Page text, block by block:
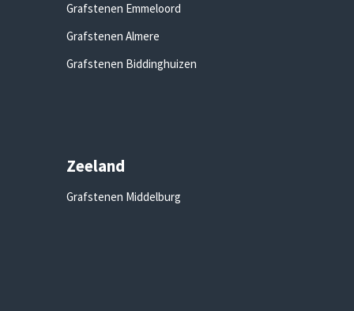
Grafstenen Emmeloord
Grafstenen Almere
Grafstenen Biddinghuizen
Zeeland
Grafstenen Middelburg